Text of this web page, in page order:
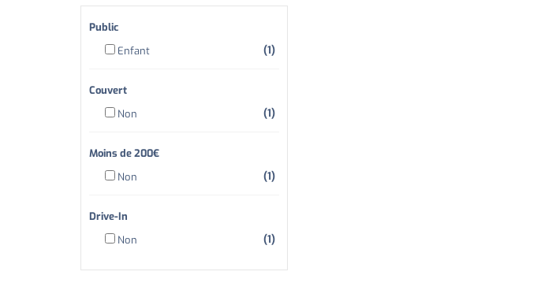
Public
Enfant
(1)
Couvert
Non
(1)
Moins de 200€
Non
(1)
Drive-In
Non
(1)